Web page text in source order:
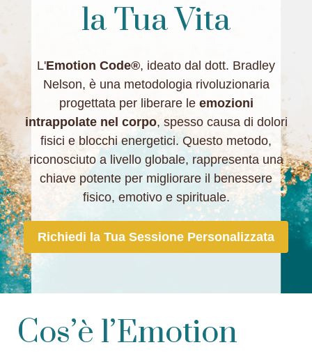
la Tua Vita
L'Emotion Code®, ideato dal dott. Bradley
Nelson, è una metodologia rivoluzionaria
progettata per liberare le emozioni
intrappolate nel corpo, spesso causa di dolori
fisici e blocchi energetici. Questo metodo,
riconosciuto a livello globale, rappresenta una
chiave potente per migliorare il benessere
fisico, emotivo e spirituale.
Richiedi la Tua Sessione Personalizzata
Cos’è l’Emotion